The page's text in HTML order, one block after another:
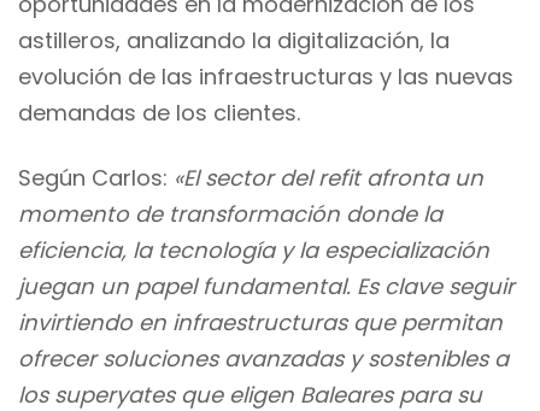
astilleros, analizando la digitalización, la
evolución de las infraestructuras y las nuevas
demandas de los clientes.
Según Carlos: «El sector del refit afronta un
momento de transformación donde la
eficiencia, la tecnología y la especialización
juegan un papel fundamental. Es clave seguir
invirtiendo en infraestructuras que permitan
ofrecer soluciones avanzadas y sostenibles a
los superyates que eligen Baleares para su